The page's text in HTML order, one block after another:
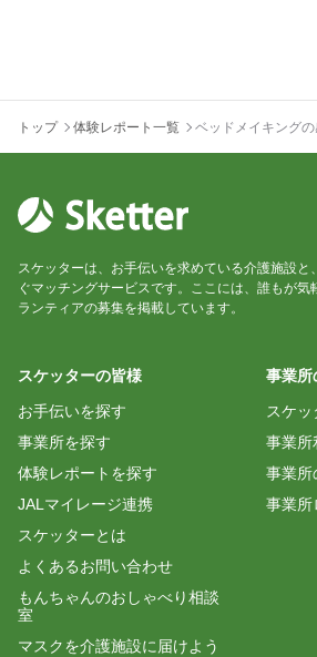
トップ 体験レポート一覧 ベッドメイキング
スケッターは、お手伝いを求めている介護施設と
ぐマッチングサービスです。ここには、誰もが
ランティアの募集を掲載しています。
スケッターの皆様
お手伝いを探す
事業所を探す
体験レポートを探す
JALマイレージ連携
スケッターとは
よくあるお問い合わせ
もんちゃんのおしゃべり相談
室
マスクを介護施設に届けよう
事業所
スケッ
事業所
事業所
事業所